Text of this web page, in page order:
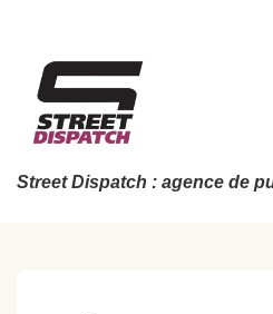
contenu
principal
Street Dispatch : agence de